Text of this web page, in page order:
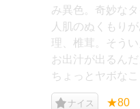
み異色。奇妙な
人肌のぬくもり
理、椎茸。そう
お出汁が出るん
ちょっとヤボな
ナイス ★80